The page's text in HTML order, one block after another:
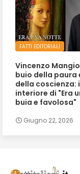
FATTI EDITORIALI
Vincenzo
buio della paura
della coscienza:
interiore di "Era
buia e favolosa"
Giugno 22, 2026